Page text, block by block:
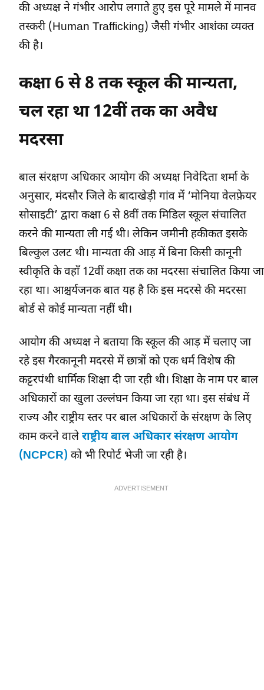
की अध्यक्ष ने गंभीर आरोप लगाते हुए इस पूरे मामले में मानव
तस्करी (Human Trafficking) जैसी गंभीर आशंका व्यक्त
की है।
कक्षा 6 से 8 तक स्कूल की मान्यता,
चल रहा था 12वीं तक का अवैध
मदरसा
बाल संरक्षण अधिकार आयोग की अध्यक्ष निवेदिता शर्मा के
अनुसार, मंदसौर जिले के बादाखेड़ी गांव में ‘मोनिया वेलफ़ेयर
सोसाइटी’ द्वारा कक्षा 6 से 8वीं तक मिडिल स्कूल संचालित
करने की मान्यता ली गई थी। लेकिन जमीनी हकीकत इसके
बिल्कुल उलट थी। मान्यता की आड़ में बिना किसी कानूनी
स्वीकृति के वहाँ 12वीं कक्षा तक का मदरसा संचालित किया जा
रहा था। आश्चर्यजनक बात यह है कि इस मदरसे की मदरसा
बोर्ड से कोई मान्यता नहीं थी।
आयोग की अध्यक्ष ने बताया कि स्कूल की आड़ में चलाए जा
रहे इस गैरकानूनी मदरसे में छात्रों को एक धर्म विशेष की
कट्टरपंथी धार्मिक शिक्षा दी जा रही थी। शिक्षा के नाम पर बाल
अधिकारों का खुला उल्लंघन किया जा रहा था। इस संबंध में
राज्य और राष्ट्रीय स्तर पर बाल अधिकारों के संरक्षण के लिए
काम करने वालेराष्ट्रीय बाल अधिकार संरक्षण आयोग
(NCPCR) को भी रिपोर्ट भेजी जा रही है।
ADVERTISEMENT